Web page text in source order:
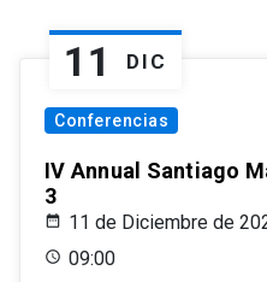
11 DIC
Conferencias
IV Annual Santiago
3
11 de Diciembre de
09:00